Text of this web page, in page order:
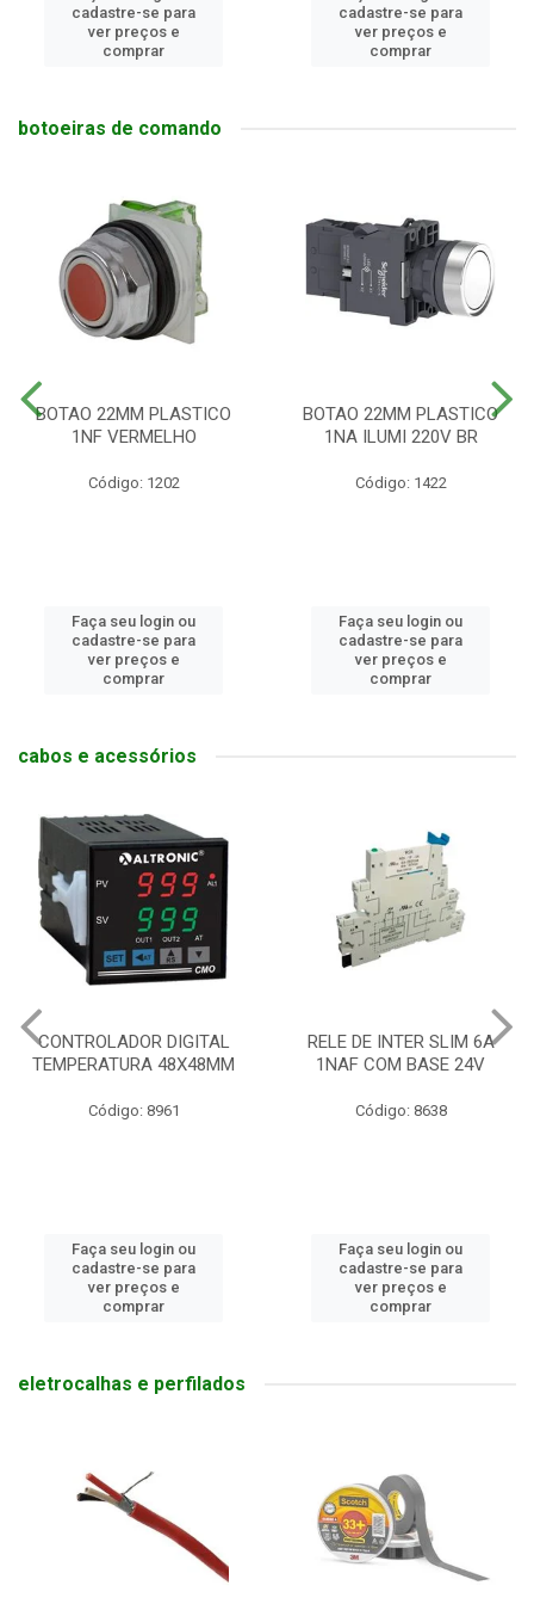
cadastre-se para
ver preços e
comprar
cadastre-se para
ver preços e
comprar
botoeiras de comando
BOTAO 22MM PLASTICO
1NF VERMELHO
Código: 1202
Faça seu login ou
cadastre-se para
ver preços e
comprar
BOTAO 22MM PLASTICO
1NA ILUMI 220V BR
Código: 1422
Faça seu login ou
cadastre-se para
ver preços e
comprar
cabos e acessórios
CONTROLADOR DIGITAL
TEMPERATURA 48X48MM
Código: 8961
Faça seu login ou
cadastre-se para
ver preços e
comprar
RELE DE INTER SLIM 6A
1NAF COM BASE 24V
Código: 8638
Faça seu login ou
cadastre-se para
ver preços e
comprar
eletrocalhas e perfilados